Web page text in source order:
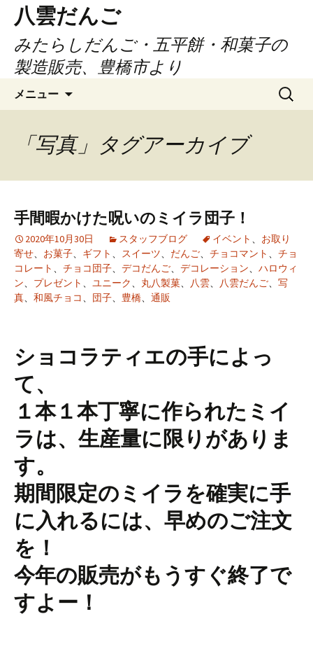
ツ
ス
八雲だんご
みたらしだんご・五平餅・和菓子の
製造販売、豊橋市より
メニュー
検
索:
「写真」タグアーカイブ
手間暇かけた呪いのミイラ団子！
2020年10月30日 スタッフブログ イベント 、 お取り
寄せ、 お菓子、 ギフト 、 スイーツ、 だんご、 チョコマント 、 チョ
コレート 、 チョコ団子、 デコだんご、 デコレーション、 ハロウィ
ン、 プレゼント 、 ユニーク、 丸八製菓、 八雲、 八雲だんご、 写
真、 和風チョコ、 団子、 豊橋、 通販
ショコラティエの手によっ
て、
１本１本丁寧に作られたミイ
ラは、生産量に限りがありま
す。
期間限定のミイラを確実に手
に入れるには、早めのご注文
を！
今年の販売がもうすぐ終了で
すよー！